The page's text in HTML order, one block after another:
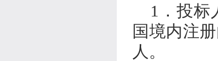
1 ． 投标
国境内注
人。